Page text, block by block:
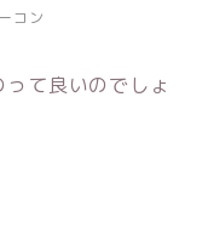
コン
て良いのでしょ